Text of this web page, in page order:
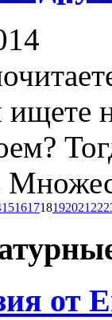
ищете
15161718192021 22
от